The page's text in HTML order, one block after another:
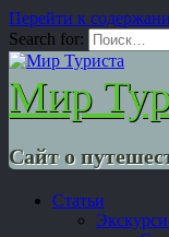
Перейти к
Search for:
Мир
Сайт о
Статьи